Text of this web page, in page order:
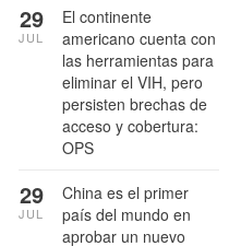
El continente
americano cuenta con
las herramientas para
eliminar el VIH, pero
persisten brechas de
acceso y cobertura:
OPS
29
JUL
China es el primer
país del mundo en
aprobar un nuevo
29
JUL